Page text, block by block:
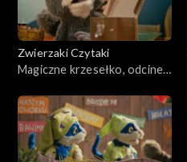
Zwierzaki Czytaki
Magiczne krzesełko, odcinek